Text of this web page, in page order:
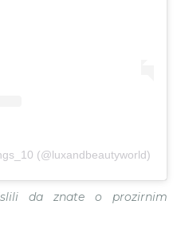
(@luxandbeautyworld)
da znate o prozirnim